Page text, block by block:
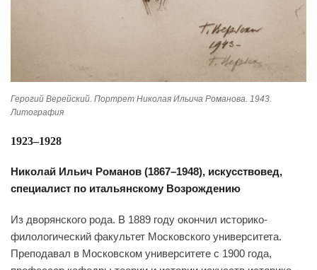
Герогий Верейский. Портрет Николая Ильича Романова. 1943.
Литография
1923–1928
Николай Ильич Романов (1867–1948), искусствовед,
специалист по итальянскому Возрождению
Из дворянского рода. В 1889 году окончил историко-
филологический факультет Московского университета.
Преподавал в Московском университете с 1900 года,